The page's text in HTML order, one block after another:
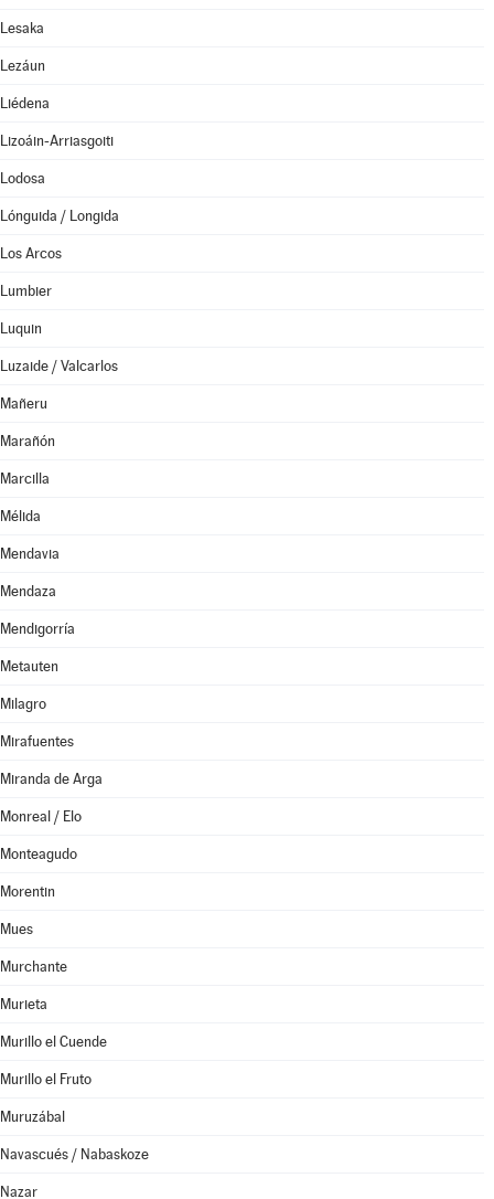
Lesaka
Lezáun
Liédena
Lizoáin-Arriasgoiti
Lodosa
Lónguida / Longida
Los Arcos
Lumbier
Luquin
Luzaide / Valcarlos
Mañeru
Marañón
Marcilla
Mélida
Mendavia
Mendaza
Mendigorría
Metauten
Milagro
Mirafuentes
Miranda de Arga
Monreal / Elo
Monteagudo
Morentin
Mues
Murchante
Murieta
Murillo el Cuende
Murillo el Fruto
Muruzábal
Navascués / Nabaskoze
Nazar